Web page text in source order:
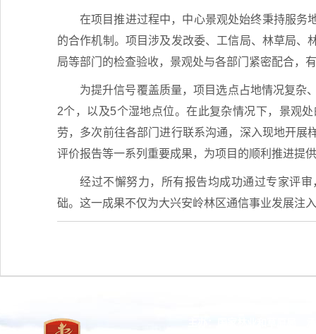
在项目推进过程中，中心景观处始终秉持服务
的合作机制。项目涉及发改委、工信局、林草局
局等部门的检查验收，景观处与各部门紧密配合，
为提升信号覆盖质量，项目选点占地情况复杂
2个，以及5个湿地点位。在此复杂情况下，景观
劳，多次前往各部门进行联系沟通，深入现地开
评价报告等一系列重要成果，为项目的顺利推进提
经过不懈努力，所有报告均成功通过专家评
础。这一成果不仅为大兴安岭林区通信事业发展注